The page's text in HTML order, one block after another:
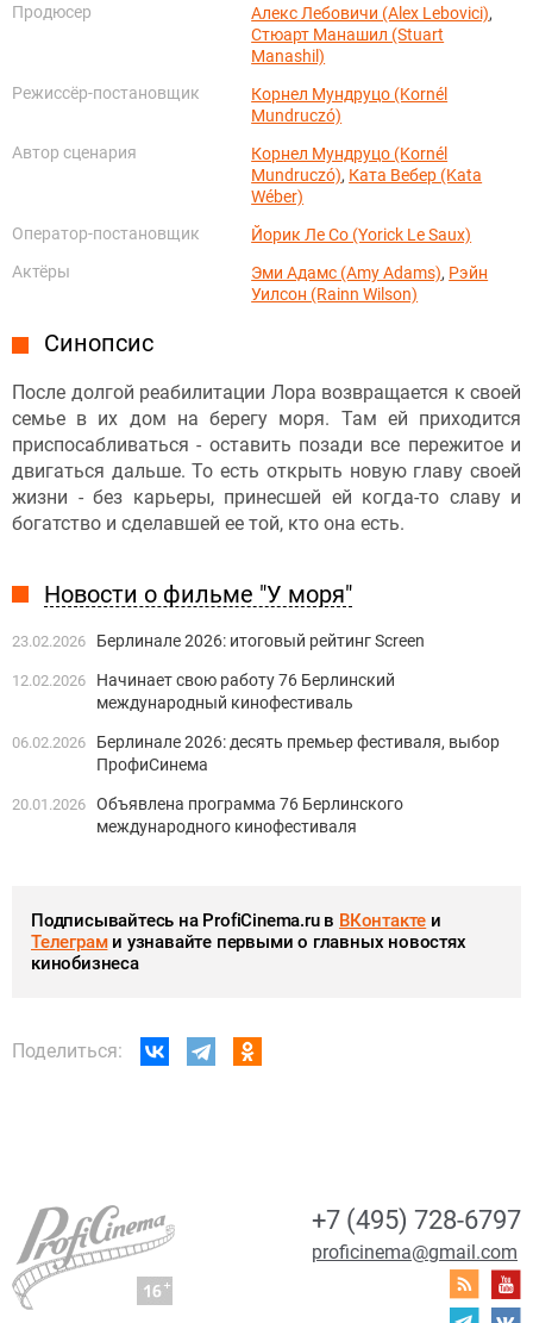
Продюсер
Алекс Лебовичи (Alex Lebovici),
Стюарт Манашил (Stuart
Manashil)
Режиссёр-постановщик
Корнел Мундруцо (Kornél
Mundruczó)
Автор сценария
Корнел Мундруцо (Kornél
Mundruczó), Ката Вебер (Kata
Wéber)
Оператор-постановщик
Йорик Ле Со (Yorick Le Saux)
Актёры
Эми Адамс (Amy Adams), Рэйн
Уилсон (Rainn Wilson)
Синопсис
После долгой реабилитации Лора возвращается к своей
семье в их дом на берегу моря. Там ей приходится
приспосабливаться - оставить позади все пережитое и
двигаться дальше. То есть открыть новую главу своей
жизни - без карьеры, принесшей ей когда-то славу и
богатство и сделавшей ее той, кто она есть.
Новости о фильме "У моря"
23.02.2026 Берлинале 2026: итоговый рейтинг Screen
12.02.2026
Начинает свою работу 76 Берлинский
международный кинофестиваль
06.02.2026
Берлинале 2026: десять премьер фестиваля, выбор
ПрофиСинема
20.01.2026 Объявлена программа 76 Берлинского
международного кинофестиваля
Подписывайтесь на ProfiCinema.ru в ВКонтакте и
Телеграми узнавайте первыми о главных новостях
кинобизнеса
Поделиться:
+7 (495) 728-6797
proficinema@gmail.com